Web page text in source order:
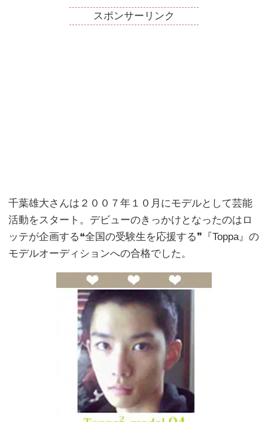
スポンサーリンク
千葉雄大さんは２００７年１０月にモデルとして芸能
活動をスタート。デビューのきっかけとなったのはロ
ッテが企画する❝全国の受験生を応援する❞『Toppa』の
モデルオーディションへの合格でした。